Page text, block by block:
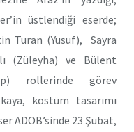
üstlendiği eserde;
Turan (Yusuf), Sayra
(Züleyha) ve Bülent
rollerinde görev
kostüm tasarımı
ADOB’sinde 23 Şubat,